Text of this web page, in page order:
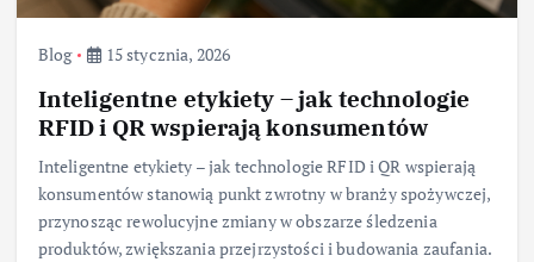
Blog 15 stycznia, 2026
Inteligentne etykiety – jak technologie
RFID i QR wspierają konsumentów
Inteligentne etykiety – jak technologie RFID i QR wspierają
konsumentów stanowią punkt zwrotny w branży spożywczej,
przynosząc rewolucyjne zmiany w obszarze śledzenia
produktów, zwiększania przejrzystości i budowania zaufania.